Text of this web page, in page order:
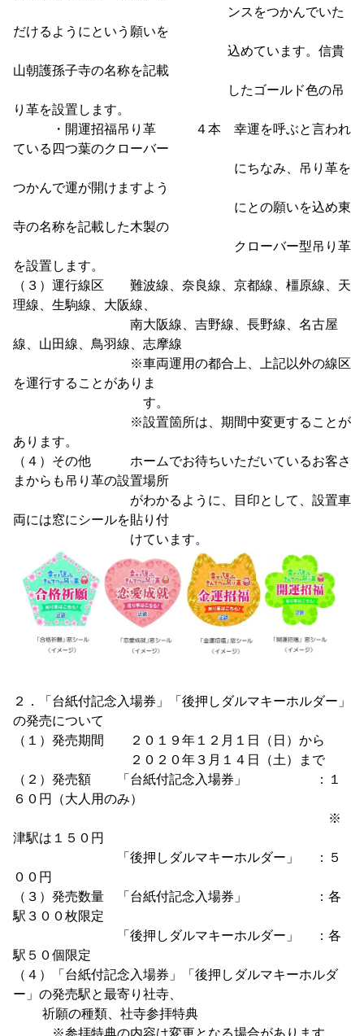
ンスをつかんでいた
だけるようにという願いを
込めています。信貴
山朝護孫子寺の名称を記載
したゴールド色の吊
り革を設置します。
・開運招福吊り革 ４本 幸運を呼ぶと言われ
ている四つ葉のクローバー
にちなみ、吊り革を
つかんで運が開けますよう
にとの願いを込め東
寺の名称を記載した木製の
クローバー型吊り革
を設置します。
（３）運行線区 難波線、奈良線、京都線、橿原線、天
理線、生駒線、大阪線、
南大阪線、吉野線、長野線、名古屋
線、山田線、鳥羽線、志摩線
※車両運用の都合上、上記以外の線区
を運行することがありま
す。
※設置箇所は、期間中変更することが
あります。
（４）その他 ホームでお待ちいただいているお客さ
まからも吊り革の設置場所
がわかるように、目印として、設置車
両には窓にシールを貼り付
けています。
２．「台紙付記念入場券」「後押しダルマキーホルダー」
の発売について
（１）発売期間 ２０１９年１２月１日（日）から
２０２０年３月１４日（土）まで
（２）発売額 「台紙付記念入場券」 ：１
６０円（大人用のみ）
※
津駅は１５０円
「後押しダルマキーホルダー」 ：５
００円
（３）発売数量 「台紙付記念入場券」 ：各
駅３００枚限定
「後押しダルマキーホルダー」 ：各
駅５０個限定
（４）「台紙付記念入場券」「後押しダルマキーホルダ
ー」の発売駅と最寄り社寺、
祈願の種類、社寺参拝特典